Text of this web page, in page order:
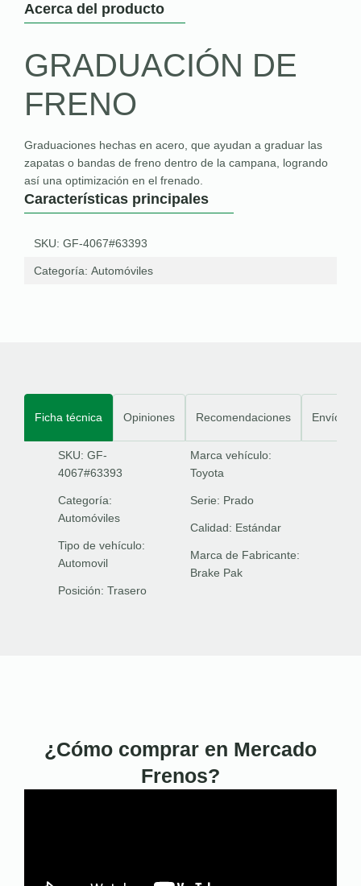
Acerca del producto
GRADUACIÓN DE
FRENO
Graduaciones hechas en acero, que ayudan a graduar las
zapatas o bandas de freno dentro de la campana, logrando
así una optimización en el frenado.
Características principales
SKU: GF-4067#63393
Categoría: Automóviles
Ficha técnica Opiniones Recomendaciones Envíos
SKU: GF-
4067#63393
Categoría:
Automóviles
Tipo de vehículo:
Automovil
Posición: Trasero
Marca vehículo:
Toyota
Serie: Prado
Calidad: Estándar
Marca de Fabricante:
Brake Pak
¿Cómo comprar en Mercado
Frenos?